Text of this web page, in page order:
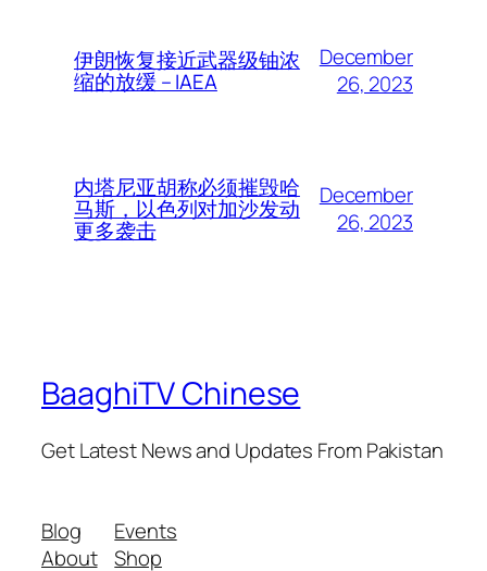
伊朗恢复接近武器级铀浓
缩的放缓 – IAEA
December
26, 2023
内塔尼亚胡称必须摧毁哈
马斯，以色列对加沙发动
更多袭击
December
26, 2023
BaaghiTV Chinese
Get Latest News and Updates From Pakistan
Blog
About
Events
Shop